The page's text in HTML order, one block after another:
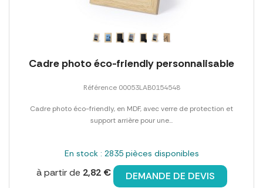
Cadre photo éco-friendly personnalisable
Référence 00053LAB0154548
Cadre photo éco-friendly, en MDF, avec verre de protection et
support arrière pour une...
En stock : 2835 pièces disponibles
à partir de 2,82 € DEMANDE DE DEVIS